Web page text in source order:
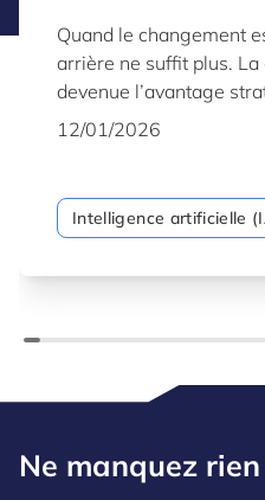
Quand le changement
arrière ne suffit plus. La
devenue l’avantage
C’est la puissance de
une posture proactive,
quantités de données
12/01/2026
Intelligence artificielle
Ne manquez